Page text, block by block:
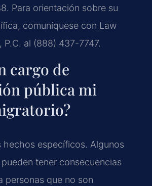
Para orientación sobre su
comuníquese con Law
P.C. al (888) 437-7747.
cargo de
pública mi
hechos específicos. Algunos
tener consecuencias
personas que no son